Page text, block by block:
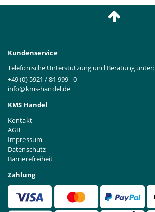
Kundenservice
Telefonische Unterstützung und Beratung unter:
+49 (0) 5921 / 81 999 - 0
info@kms-handel.de
KMS Handel
Kontakt
AGB
Impressum
Datenschutz
Barrierefreiheit
Zahlung